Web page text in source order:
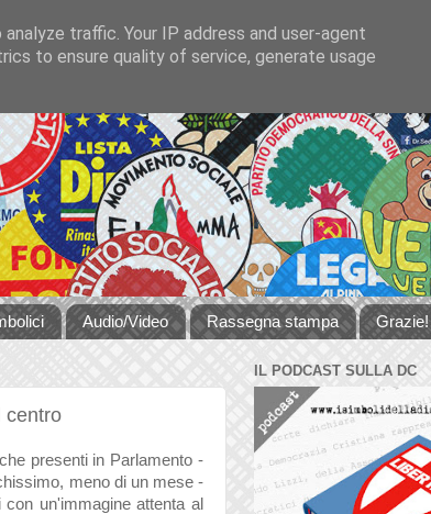
Audio/Video Rassegna stampa Grazie!
centro
presenti in Parlamento -
meno di un mese -
un'immagine attenta al
IL PODCAST SULLA DC
traffic. Your IP address and user-agent
to ensure quality of service, generate usage